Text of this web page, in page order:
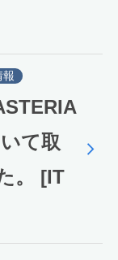
報
て取
。 [IT